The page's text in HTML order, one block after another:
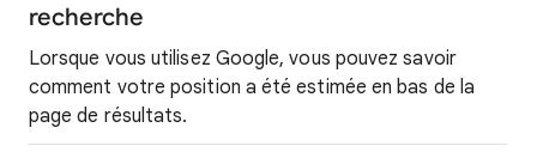
recherche
Lorsque vous utilisez Google, vous pouvez savoir
comment votre position a été estimée en bas de la
page de résultats.